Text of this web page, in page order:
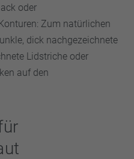
oder
Zum natürlichen
dick nachgezeichnete
Lidstriche oder
auf den